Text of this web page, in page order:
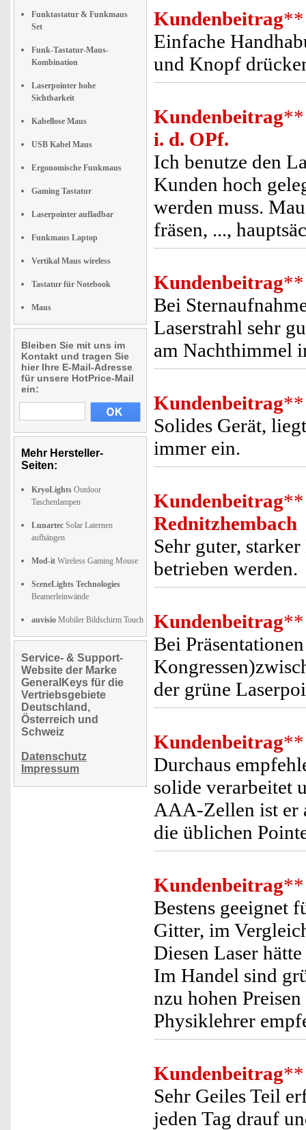
Funktastatur & Funkmaus
Set
Funk-Tastatur-Maus-
Kombination
Laserpointer hohe
Sichtbarkeit
Kabellose Maus
USB Kabel Maus
Ergonomische Funkmaus
Gaming Tastatur
Laserpointer aufladbar
Funkmaus Laptop
Vertikal Maus wireless
Tastatur für Notebook
Maus
Bleiben Sie mit uns im
Kontakt und tragen Sie
hier Ihre E-Mail-Adresse
für unsere HotPrice-Mail
ein:
Mehr Hersteller-
Seiten:
KryoLights Outdoor
Taschenlampen
Lunartec Solar Laternen
aufhängen
Mod-it Wireless Gaming Mouse
SceneLights Technologies
Beamerleinwände
auvisio Mobiler Bildschirm Touch
Service- & Support-
Website der Marke
GeneralKeys für die
Vertriebsgebiete
Deutschland,
Österreich und
Schweiz
Datenschutz
Impressum
Kundenbeitrag**
Einfache
und Knopf
Kundenbeitrag**
i. d. OPf.
Ich benutze den
Kunden hoch
werden muss.
fräsen, ...,
Kundenbeitrag**
Bei
Laserstrahl sehr
am Nachthimmel
Kundenbeitrag**
Solides Gerät,
immer ein.
Kundenbeitrag**
Rednitzhembach
Sehr guter,
betrieben werden.
Kundenbeitrag**
Bei
der grüne
Kundenbeitrag**
Durchaus
solide verarbeitet
AAA-Zellen ist er
die üblichen
Kundenbeitrag**
Bestens geeignet
Gitter, im
Diesen Laser
Im Handel sind
nzu hohen
Physiklehrer
Kundenbeitrag**
Sehr Geiles Teil
jeden Tag drauf